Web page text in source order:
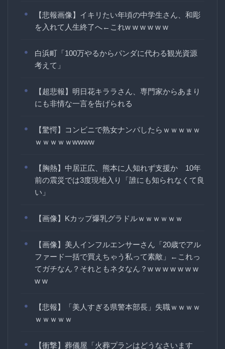
【悲報画像】イキリたい年頃の中学生さん、和彫
を入れて人生終了へ←これw w w w w w
白浜町「100万やるからパンダに代わる観光資源
考えて」
【超悲報】明日花キララさん、専門家からあまり
にも非情な一言を告げられる
【驚愕】コンビニで熟女ナンパしたらｗｗｗｗｗ
ｗｗｗｗｗwwww
【胸熱】中居正広、熊本に人知れず支援か 10年
前の震災では3度現地入り「誰にも知られなくて良
い」
【画像】Kカップ爆乳グラドルｗｗｗｗｗｗ
【画像】美人インフルエンサーさん「20歳でアル
ファード一括で買えちゃう私って素敵」←これっ
てガチなん？それともネタなん？w w w w w w w
w w
【悲報】「美人すぎる県警本部長」失職ｗｗｗｗ
ｗｗｗｗｗ
【衝撃】葬儀屋「火葬プランはどうなさいます